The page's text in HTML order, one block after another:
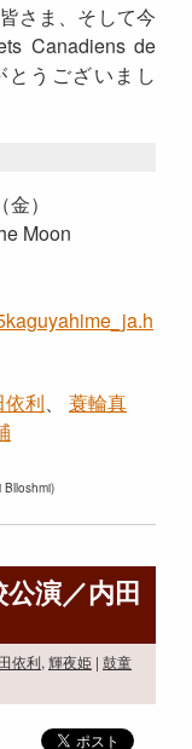
さま、そして今
Canadiens de
とうございまし
）
Moon
依利、 蓑輪真
Blloshmi)
演／内田
依利, 輝夜姫 | 鼓童